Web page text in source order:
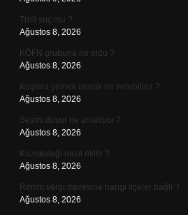
Troll suç mu ?
Ağustos 8, 2026
KÖFN grubuna ne oldu ?
Ağustos 8, 2026
Kuşlara yemek olarak ne verebiliriz ?
Ağustos 8, 2026
Sesini duyur ne anlatıyor ?
Ağustos 8, 2026
Kuzukulağı nasıl ekilir ?
Ağustos 8, 2026
Rıhtım vergi dairesine hangi ilçeler bağlı ?
Ağustos 8, 2026